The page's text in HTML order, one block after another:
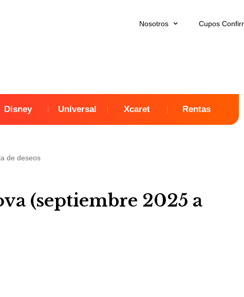
Nosotros Cupos
Disney Universal Xcaret Rentas
de deseos
(septiembre 2025 a